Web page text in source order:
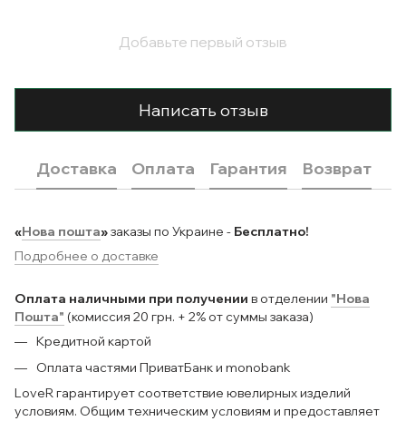
Добавьте первый отзыв
Написать отзыв
Доставка Оплата Гарантия Возврат
«Нова пошта»заказы по Украине - Бесплатно!
Подробнее о доставке
Оплата наличными при получении в отделении "Нова
Пошта" (комиссия 20 грн. + 2% от суммы заказа)
Кредитной картой
Оплата частями ПриватБанк и monobank
LoveR гарантирует соответствие ювелирных изделий
условиям. Общим техническим условиям и предоставляет